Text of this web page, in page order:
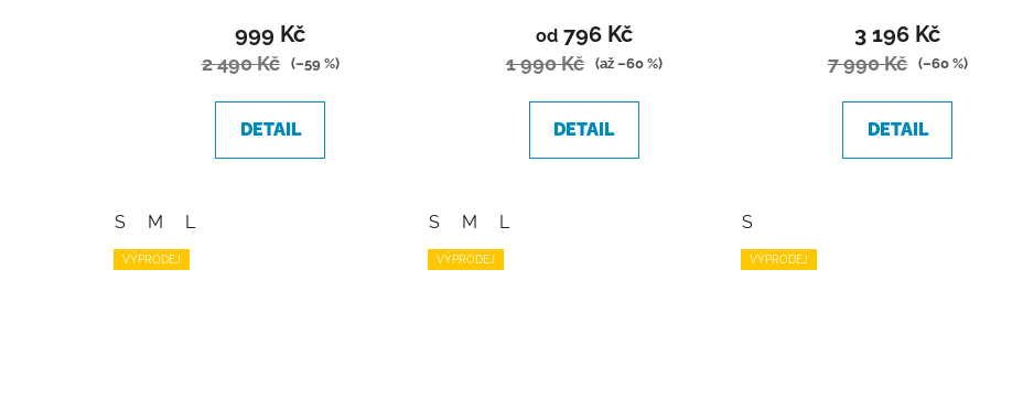
999 Kč
2 490 Kč (–59 %)
DETAIL
S M L
od796 Kč
1 990 Kč (až –60 %)
DETAIL
S M L
3 196 Kč
7 990 Kč (–60 %)
DETAIL
S
VÝPRODEJ VÝPRODEJ VÝPRODEJ